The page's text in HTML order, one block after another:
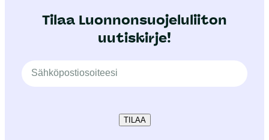
Tilaa Luonnonsuojeluliiton
uutiskirje!
TILAA